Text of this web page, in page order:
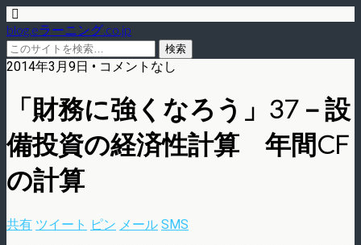
blog.eラーニング.co.jp
2014年3月9日 • コメントなし
「財務に強くなろう」37－設
備投資の経済性計算 年間CF
の計算
共有 ツイート ピン メール SMS